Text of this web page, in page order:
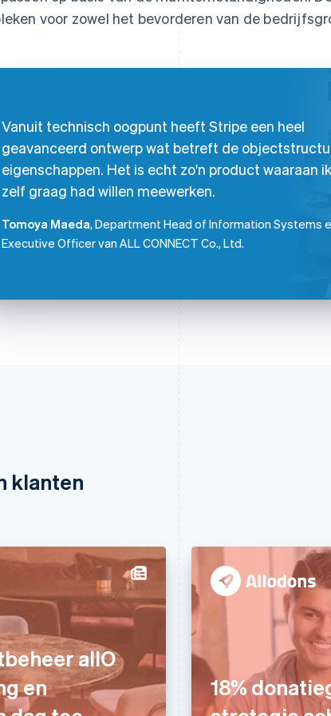
voor zowel het bevorderen van de
Vanuit technisch oogpunt heeft Stripe een heel
geavanceerd ontwerp wat betreft de
eigenschappen. Het is echt zo'n product waaraan
zelf graag had willen meewerken.
Tomoya Maeda, Department Head of Information Systems
Executive Officer van ALL CONNECT Co., Ltd.
klanten
allO
en
18%